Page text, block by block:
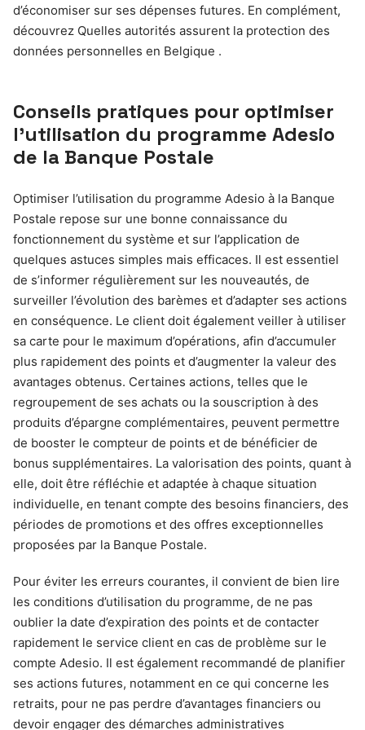
d’économiser sur ses dépenses futures. En complément,
découvrez Quelles autorités assurent la protection des
données personnelles en Belgique .
Conseils pratiques pour optimiser
l’utilisation du programme Adesio
de la Banque Postale
Optimiser l’utilisation du programme Adesio à la Banque
Postale repose sur une bonne connaissance du
fonctionnement du système et sur l’application de
quelques astuces simples mais efficaces. Il est essentiel
de s’informer régulièrement sur les nouveautés, de
surveiller l’évolution des barèmes et d’adapter ses actions
en conséquence. Le client doit également veiller à utiliser
sa carte pour le maximum d’opérations, afin d’accumuler
plus rapidement des points et d’augmenter la valeur des
avantages obtenus. Certaines actions, telles que le
regroupement de ses achats ou la souscription à des
produits d’épargne complémentaires, peuvent permettre
de booster le compteur de points et de bénéficier de
bonus supplémentaires. La valorisation des points, quant à
elle, doit être réfléchie et adaptée à chaque situation
individuelle, en tenant compte des besoins financiers, des
périodes de promotions et des offres exceptionnelles
proposées par la Banque Postale.
Pour éviter les erreurs courantes, il convient de bien lire
les conditions d’utilisation du programme, de ne pas
oublier la date d’expiration des points et de contacter
rapidement le service client en cas de problème sur le
compte Adesio. Il est également recommandé de planifier
ses actions futures, notamment en ce qui concerne les
retraits, pour ne pas perdre d’avantages financiers ou
devoir engager des démarches administratives